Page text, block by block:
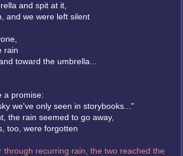
and spit at it,
and we were left silent
rain
toward the umbrella...
a promise:
we've only seen in storybooks..."
the rain seemed to go away,
too, were forgotten
through recurring rain, the two reached the